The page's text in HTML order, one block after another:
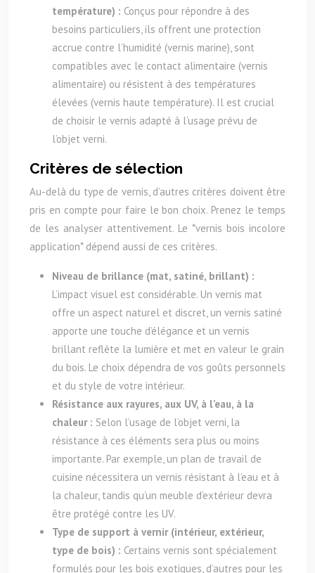
température) : Conçus pour répondre à des
besoins particuliers, ils offrent une protection
accrue contre l’humidité (vernis marine), sont
compatibles avec le contact alimentaire (vernis
alimentaire) ou résistent à des températures
élevées (vernis haute température). Il est crucial
de choisir le vernis adapté à l’usage prévu de
l’objet verni.
Critères de sélection
Au-delà du type de vernis, d’autres critères doivent être
pris en compte pour faire le bon choix. Prenez le temps
de les analyser attentivement. Le *vernis bois incolore
application* dépend aussi de ces critères.
Niveau de brillance (mat, satiné, brillant) :
L’impact visuel est considérable. Un vernis mat
offre un aspect naturel et discret, un vernis satiné
apporte une touche d’élégance et un vernis
brillant reflète la lumière et met en valeur le grain
du bois. Le choix dépendra de vos goûts personnels
et du style de votre intérieur.
Résistance aux rayures, aux UV, à l’eau, à la
chaleur : Selon l’usage de l’objet verni, la
résistance à ces éléments sera plus ou moins
importante. Par exemple, un plan de travail de
cuisine nécessitera un vernis résistant à l’eau et à
la chaleur, tandis qu’un meuble d’extérieur devra
être protégé contre les UV.
Type de support à vernir (intérieur, extérieur,
type de bois) : Certains vernis sont spécialement
formulés pour les bois exotiques, d’autres pour les